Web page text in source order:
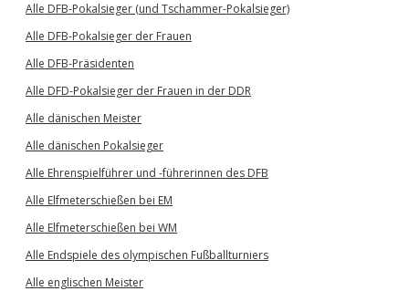
Alle DFB-Pokalsieger (und Tschammer-Pokalsieger)
Alle DFB-Pokalsieger der Frauen
Alle DFB-Präsidenten
Alle DFD-Pokalsieger der Frauen in der DDR
Alle dänischen Meister
Alle dänischen Pokalsieger
Alle Ehrenspielführer und -führerinnen des DFB
Alle Elfmeterschießen bei EM
Alle Elfmeterschießen bei WM
Alle Endspiele des olympischen Fußballturniers
Alle englischen Meister